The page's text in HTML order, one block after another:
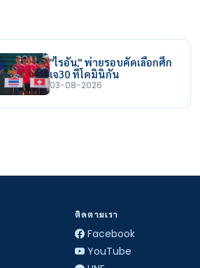
"ไรอัน" พ่ายรอบคัดเลือกศึก
เจ30 ที่โดมินิกัน
03-08-2026
ติดตามเรา
Facebook
YouTube